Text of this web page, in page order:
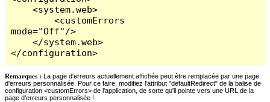
    <system.web>
        <customErrors
mode="Off"/>
    </system.web>
</configuration>
Remarques : La page d'erreurs actuellement affichée peut être remplacée par une page
d'erreurs personnalisée. Pour ce faire, modifiez l'attribut "defaultRedirect" de la balise de
configuration <customErrors> de l'application, de sorte qu'il pointe vers une URL de la
page d'erreurs personnalisée !